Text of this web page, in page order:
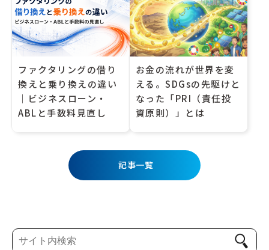
ファクタリングの借り
換えと乗り換えの違い
｜ビジネスローン・
ABLと手数料見直し
お金の流れが世界を変
える。SDGsの先駆けと
なった「PRI（責任投
資原則）」とは
記事一覧